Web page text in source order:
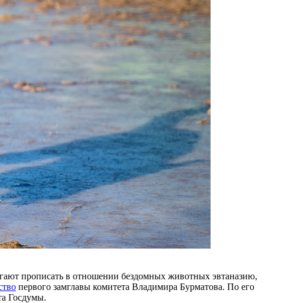
прописать в отношении бездомных животных эвтаназию,
первого замглавы комитета Владимира Бурматова. По его
Госдумы.